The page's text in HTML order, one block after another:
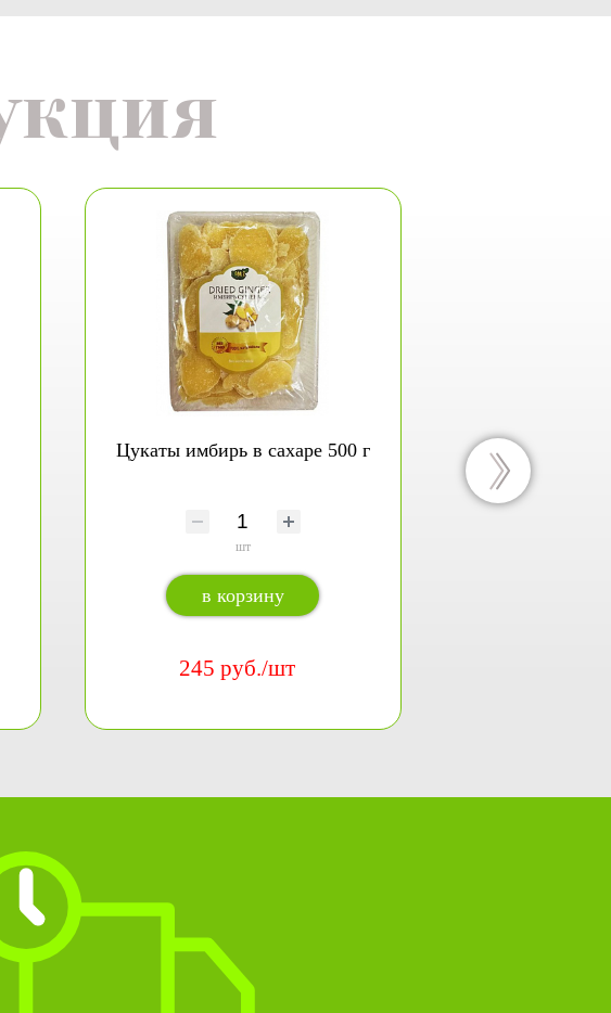
Цукаты имбирь в сахаре 500 г
шт
в корзину
245 руб./шт
Конфеты